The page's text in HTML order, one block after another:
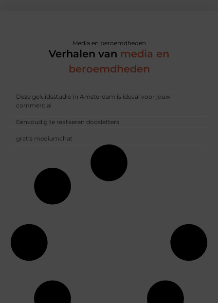
Media en beroemdheden
Verhalen van media en
beroemdheden
Deze geluidsstudio in Amsterdam is ideaal voor jouw
commercial
Eenvoudig te realiseren doosletters
gratis mediumchat